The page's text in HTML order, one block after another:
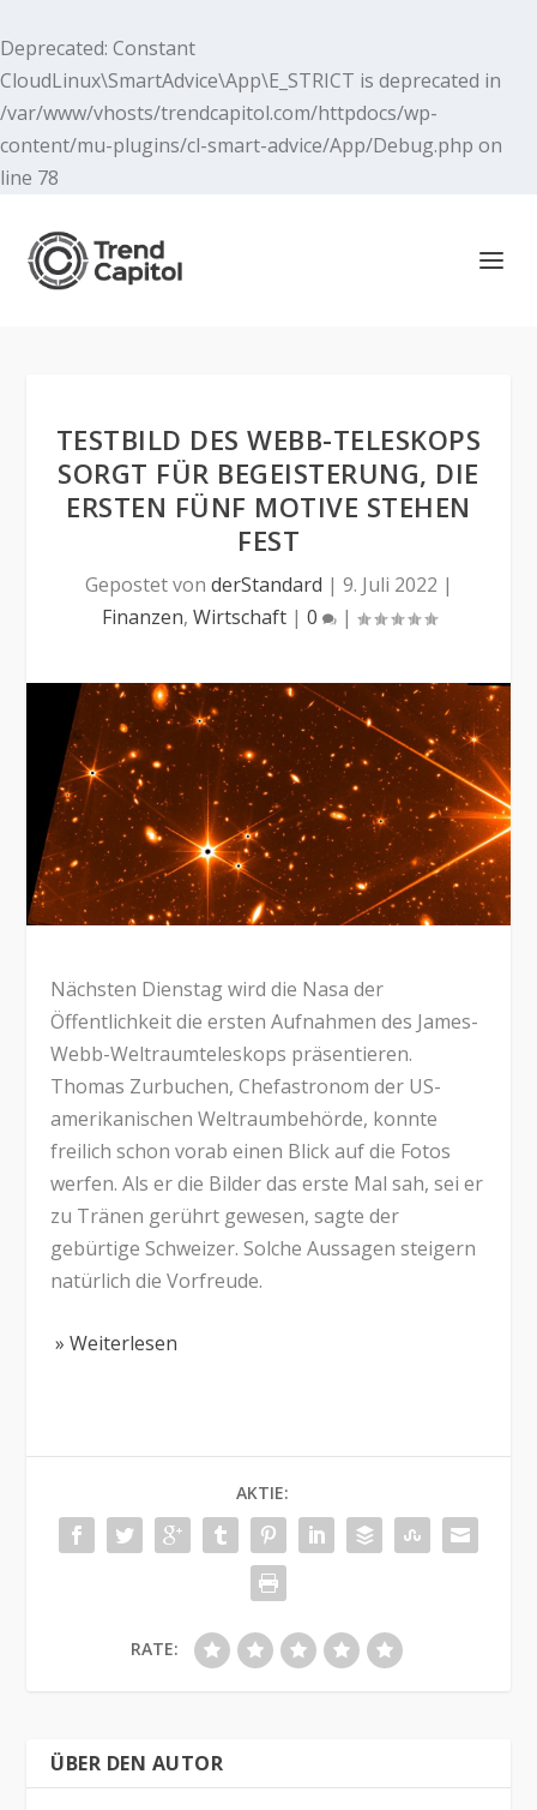
Deprecated: Constant
CloudLinux\SmartAdvice\App\E_STRICT is deprecated in
/var/www/vhosts/trendcapitol.com/httpdocs/wp-
content/mu-plugins/cl-smart-advice/App/Debug.php on
line 78
TESTBILD DES WEBB-TELESKOPS
SORGT FÜR BEGEISTERUNG, DIE
ERSTEN FÜNF MOTIVE STEHEN
FEST
Gepostet von derStandard | 9. Juli 2022 |
Finanzen, Wirtschaft| 0 |
Nächsten Dienstag wird die Nasa der
Öffentlichkeit die ersten Aufnahmen des James-
Webb-Weltraumteleskops präsentieren.
Thomas Zurbuchen, Chefastronom der US-
amerikanischen Weltraumbehörde, konnte
freilich schon vorab einen Blick auf die Fotos
werfen. Als er die Bilder das erste Mal sah, sei er
zu Tränen gerührt gewesen, sagte der
gebürtige Schweizer. Solche Aussagen steigern
natürlich die Vorfreude.
» Weiterlesen
AKTIE:
RATE:
ÜBER DEN AUTOR